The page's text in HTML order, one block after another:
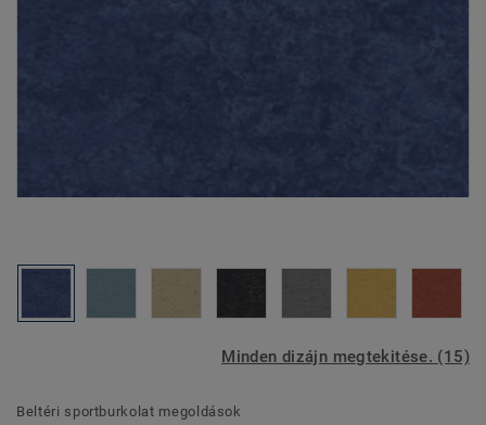
Minden dizájn megtekitése. (15)
Beltéri sportburkolat megoldások